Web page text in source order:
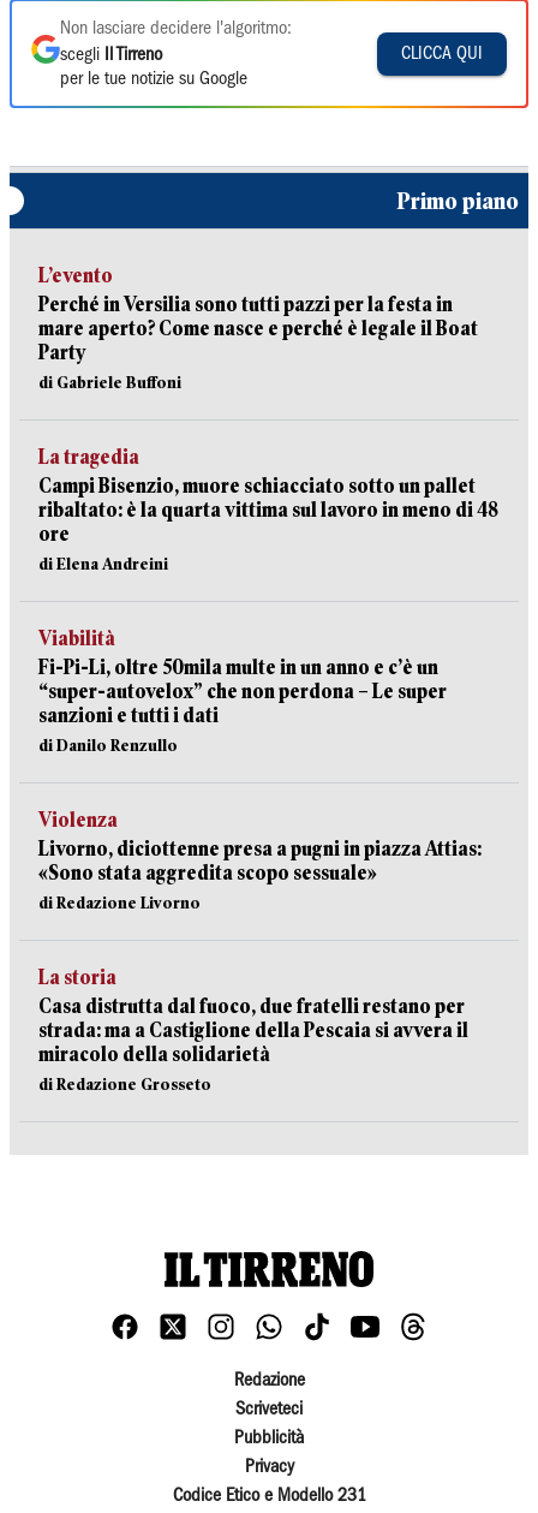
Non lasciare decidere l'algoritmo:
scegli
Il Tirreno
per le tue notizie su Google
CLICCA QUI
Primo piano
L’evento
Perché in Versilia sono tutti pazzi per la festa in
mare aperto? Come nasce e perché è legale il Boat
Party
di Gabriele Buffoni
La tragedia
Campi Bisenzio, muore schiacciato sotto un pallet
ribaltato: è la quarta vittima sul lavoro in meno di 48
ore
di Elena Andreini
Viabilità
Fi-Pi-Li, oltre 50mila multe in un anno e c’è un
“super-autovelox” che non perdona – Le super
sanzioni e tutti i dati
di Danilo Renzullo
Violenza
Livorno, diciottenne presa a pugni in piazza Attias:
«Sono stata aggredita scopo sessuale»
di Redazione Livorno
La storia
Casa distrutta dal fuoco, due fratelli restano per
strada: ma a Castiglione della Pescaia si avvera il
miracolo della solidarietà
di Redazione Grosseto
Redazione
Scriveteci
Pubblicità
Privacy
Codice Etico e Modello 231